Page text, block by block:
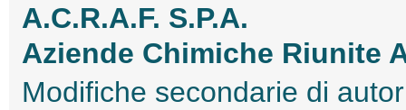
A.C.R.A.F. S.P.A.
Aziende Chimiche Riunite
Modifiche secondarie di